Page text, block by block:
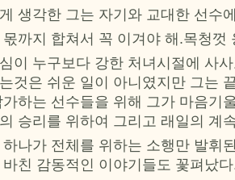
생각한 그는 자기와 교대한 선수
몫까지 합쳐서 꼭 이겨야 해.목청껏
이 누구보다 강한 처녀시절에 사
것은 쉬운 일이 아니였지만 그는
가하는 선수들을 위해 그가 마음기
승리를 위하여 그리고 래일의 계
하나가 전체를 위하는 소행만 발휘
바친 감동적인 이야기들도 꽃펴났